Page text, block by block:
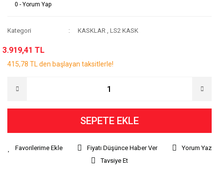
0 - Yorum Yap
Kategori KASKLAR ,LS2 KASK
3.919,41 TL
415,78 TL den başlayan taksitlerle!
SEPETE EKLE
Fiyatı Düşünce Haber Ver
Yorum Yaz
Tavsiye Et